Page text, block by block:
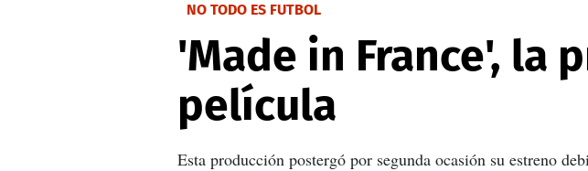
NO TODO ES FUTBOL
'Made in France', la
película
Esta producción postergó por segunda ocasión su estreno